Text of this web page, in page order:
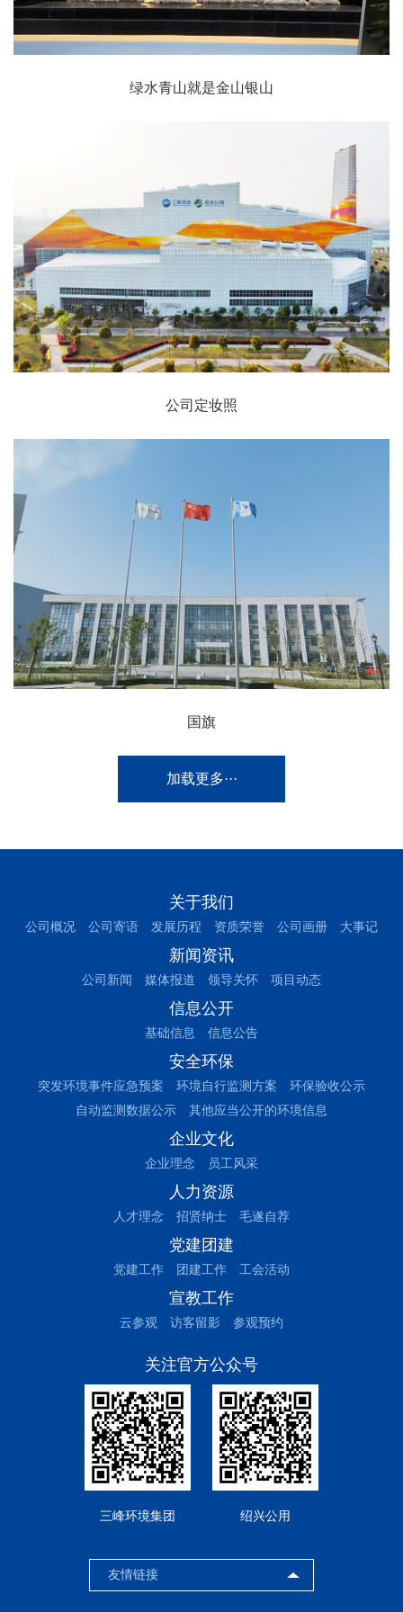
绿水青山就是金山银山
公司定妆照
国旗
加载更多···
关于我们
公司概况 公司寄语 发展历程 资质荣誉 公司画册 大事记
新闻资讯
公司新闻 媒体报道 领导关怀 项目动态
信息公开
基础信息 信息公告
安全环保
突发环境事件应急预案 环境自行监测方案
环保验收公示
自动监测数据公示
其他应当公开的环境信息
企业文化
企业理念 员工风采
人力资源
人才理念 招贤纳士 毛遂自荐
党建团建
党建工作 团建工作 工会活动
宣教工作
云参观 访客留影 参观预约
关注官方公众号
三峰环境集团 绍兴公用